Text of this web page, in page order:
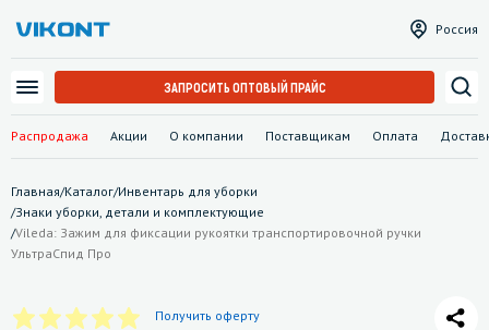
Распродажа Акции О компании Поставщикам Оплата
Россия
ЗАПРОСИТЬ ОПТОВЫЙ ПРАЙС
Главная/Каталог/Инвентарь для уборки
/Знаки уборки, детали и комплектующие
/Vileda: Зажим для фиксации рукоятки транспортировочной ручки
УльтраСпид Про
Получить оферту